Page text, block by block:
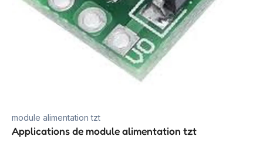
module alimentation tzt
Applications de module alimentation tzt